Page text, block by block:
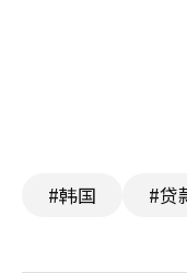
#韩国 #贷